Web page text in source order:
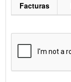
enviar.
Facturas